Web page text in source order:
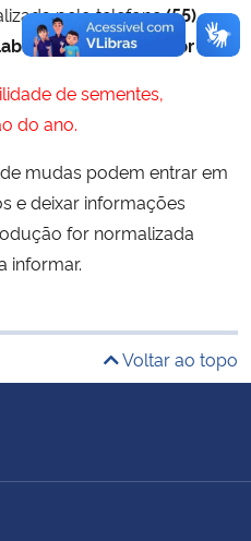
Humanos
pelo telefone(55)
de sementes,
do ano.
mudas podem entrar em
e deixar informações
for normalizada
informar.
Voltar ao topo